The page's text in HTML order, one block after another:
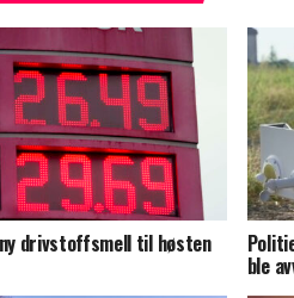
drivstoffsmell til høsten
ble